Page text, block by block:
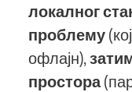
локалног
проблему
офлајн),
простора